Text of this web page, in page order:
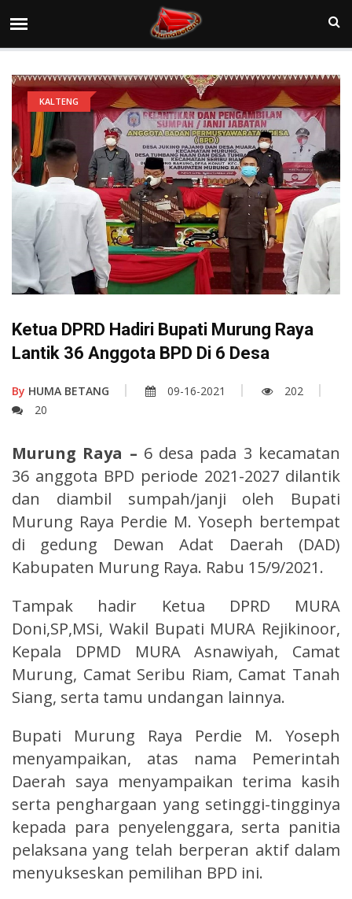
KALTENG
Ketua DPRD Hadiri Bupati Murung Raya
Lantik 36 Anggota BPD Di 6 Desa
By HUMA BETANG 09-16-2021
202
20
Murung Raya – 6 desa pada 3 kecamatan
36 anggota BPD periode 2021-2027 dilantik
dan diambil sumpah/janji oleh Bupati
Murung Raya Perdie M. Yoseph bertempat
di gedung Dewan Adat Daerah (DAD)
Kabupaten Murung Raya. Rabu 15/9/2021.
Tampak hadir Ketua DPRD MURA
Doni,SP,MSi, Wakil Bupati MURA Rejikinoor,
Kepala DPMD MURA Asnawiyah, Camat
Murung, Camat Seribu Riam, Camat Tanah
Siang, serta tamu undangan lainnya.
Bupati Murung Raya Perdie M. Yoseph
menyampaikan, atas nama Pemerintah
Daerah saya menyampaikan terima kasih
serta penghargaan yang setinggi-tingginya
kepada para penyelenggara, serta panitia
pelaksana yang telah berperan aktif dalam
menyukseskan pemilihan BPD ini.